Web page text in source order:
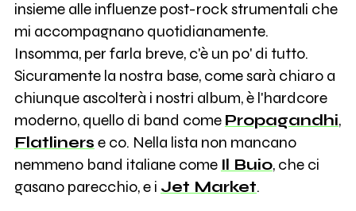
insieme alle influenze post-rock strumentali che
mi accompagnano quotidianamente.
Insomma, per farla breve, c'è un po' di tutto.
Sicuramente la nostra base, come sarà chiaro a
chiunque ascolterà i nostri album, è l'hardcore
moderno, quello di band come Propagandhi,
Flatliners e co. Nella lista non mancano
nemmeno band italiane come Il Buio, che ci
gasano parecchio, e i Jet Market.